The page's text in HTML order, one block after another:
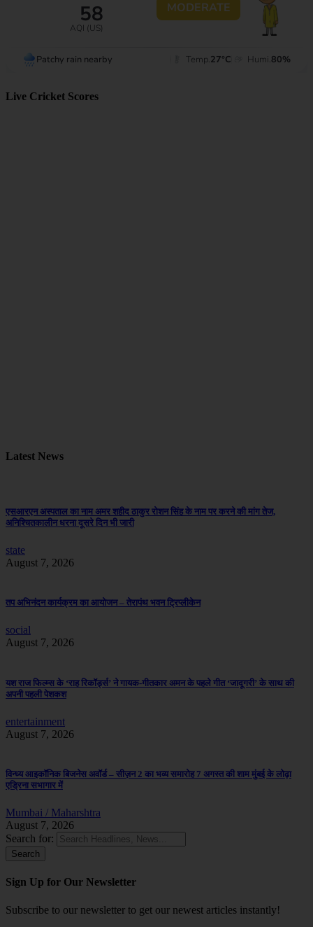
Live Cricket Scores
Latest News
एसआरएन अस्पताल का नाम अमर शहीद ठाकुर रोशन सिंह के नाम पर करने की मांग तेज,
अनिश्चितकालीन धरना दूसरे दिन भी जारी
state
August 7, 2026
तप अभिनंदन कार्यक्रम का आयोजन – तेरापंथ भवन ट्रिप्लीकेन
social
August 7, 2026
यश राज फिल्म्स के ‘राह रिकॉर्ड्स’ ने गायक-गीतकार अमन के पहले गीत ‘जादूगरी’ के साथ की
अपनी पहली पेशकश
entertainment
August 7, 2026
विन्ध्य आइकॉनिक बिजनेस अवॉर्ड – सीज़न 2 का भव्य समारोह 7 अगस्त की शाम मुंबई के लोढ़ा
एड्रिना सभागार में
Mumbai / Maharshtra
August 7, 2026
Search for:
Sign Up for Our Newsletter
Subscribe to our newsletter to get our newest articles instantly!